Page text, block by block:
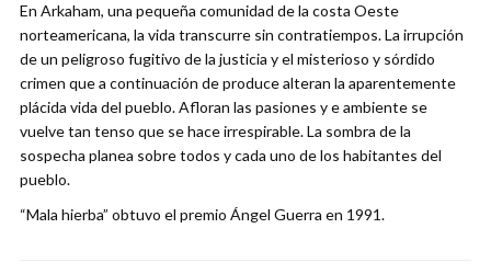
En Arkaham, una pequeña comunidad de la costa Oeste
norteamericana, la vida transcurre sin contratiempos. La irrupción
de un peligroso fugitivo de la justicia y el misterioso y sórdido
crimen que a continuación de produce alteran la aparentemente
plácida vida del pueblo. Afloran las pasiones y e ambiente se
vuelve tan tenso que se hace irrespirable. La sombra de la
sospecha planea sobre todos y cada uno de los habitantes del
pueblo.
“Mala hierba” obtuvo el premio Ángel Guerra en 1991.